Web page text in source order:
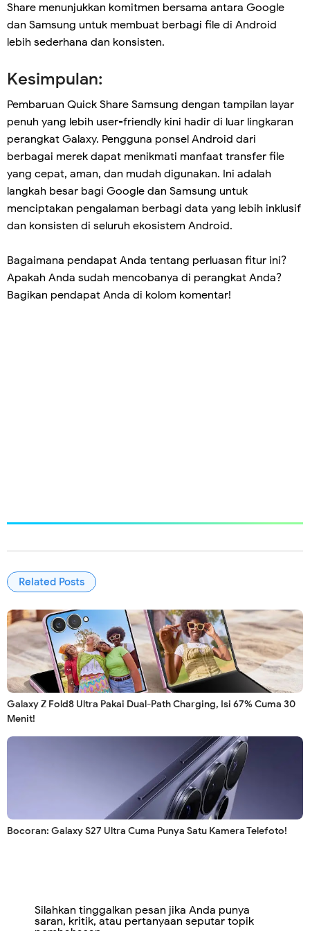
Share menunjukkan komitmen bersama antara Google
dan Samsung untuk membuat berbagi file di Android
lebih sederhana dan konsisten.
Kesimpulan:
Pembaruan Quick Share Samsung dengan tampilan layar
penuh yang lebih user-friendly kini hadir di luar lingkaran
perangkat Galaxy. Pengguna ponsel Android dari
berbagai merek dapat menikmati manfaat transfer file
yang cepat, aman, dan mudah digunakan. Ini adalah
langkah besar bagi Google dan Samsung untuk
menciptakan pengalaman berbagi data yang lebih inklusif
dan konsisten di seluruh ekosistem Android.
Bagaimana pendapat Anda tentang perluasan fitur ini?
Apakah Anda sudah mencobanya di perangkat Anda?
Bagikan pendapat Anda di kolom komentar!
Related Posts
Galaxy Z Fold8 Ultra Pakai Dual-Path Charging, Isi 67% Cuma 30
Menit!
Bocoran: Galaxy S27 Ultra Cuma Punya Satu Kamera Telefoto!
Silahkan tinggalkan pesan jika Anda punya
saran, kritik, atau pertanyaan seputar topik